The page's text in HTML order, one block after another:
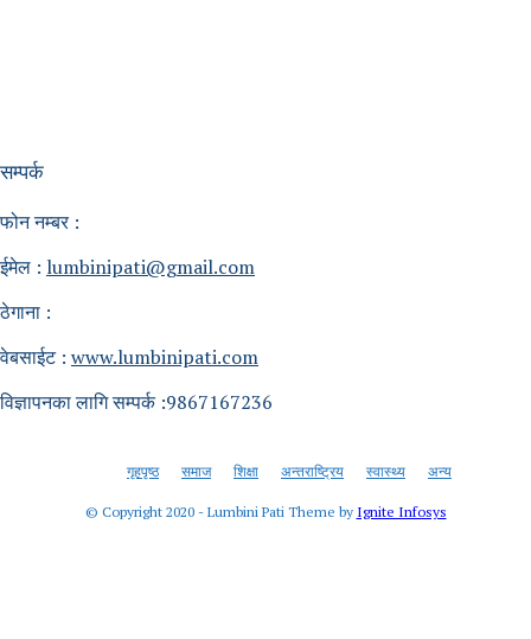
सम्पर्क
फोन नम्बर :
ईमेल : lumbinipati@gmail.com
ठेगाना :
वेबसाईट : www.lumbinipati.com
विज्ञापनका लागि सम्पर्क :9867167236
गृहपृष्ठ समाज शिक्षा अन्तराष्ट्रिय स्वास्थ्य अन्य
© Copyright 2020 - Lumbini Pati Theme by Ignite Infosys